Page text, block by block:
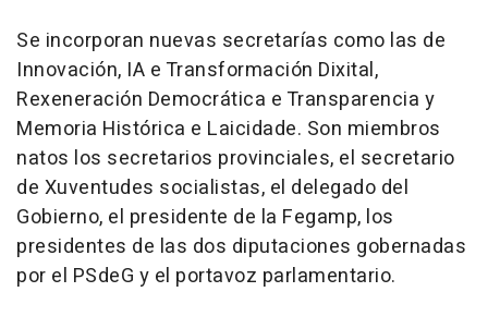
Se incorporan nuevas secretarías como las de
Innovación, IA e Transformación Dixital,
Rexeneración Democrática e Transparencia y
Memoria Histórica e Laicidade. Son miembros
natos los secretarios provinciales, el secretario
de Xuventudes socialistas, el delegado del
Gobierno, el presidente de la Fegamp, los
presidentes de las dos diputaciones gobernadas
por el PSdeG y el portavoz parlamentario.